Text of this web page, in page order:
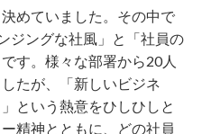
めていました。その中で
ジングな社風」と「社員の
す。様々な部署から20人
たが、「新しいビジネ
という熱意をひしひしと
精神とともに、どの社員